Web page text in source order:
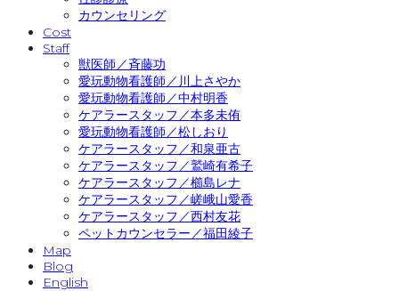
カウンセリング
Cost
Staff
獣医師／斉藤功
愛玩動物看護師／川上さやか
愛玩動物看護師／中村明香
ケアラースタッフ／本多未侑
愛玩動物看護師／松しおり
ケアラースタッフ／和泉亜古
ケアラースタッフ／鷲崎有希子
ケアラースタッフ／櫛島レナ
ケアラースタッフ／嵯峨山愛香
ケアラースタッフ／西村友花
ペットカウンセラー／福田綾子
Map
Blog
English